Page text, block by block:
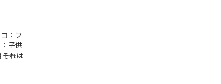
：フ
子供
それは